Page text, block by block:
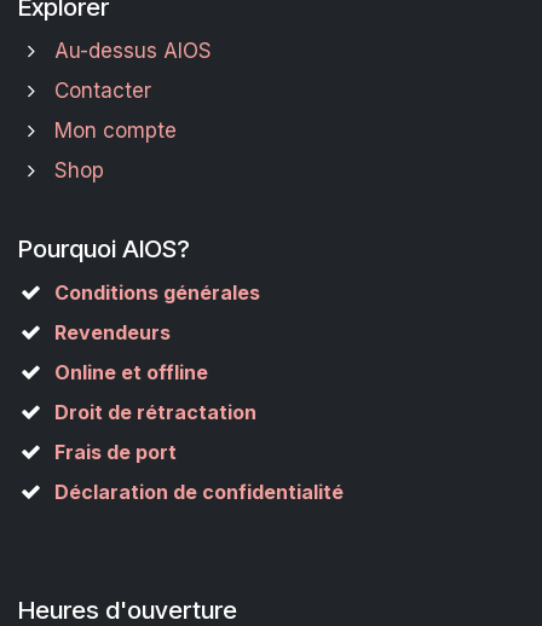
Explorer
Au-dessus AIOS
Contacter
Mon compte
Shop
Pourquoi AIOS?
Conditions générales
Revendeurs
Online et offline
Droit de rétractation
Frais de port
Déclaration de confidentialité
Heures d'ouverture